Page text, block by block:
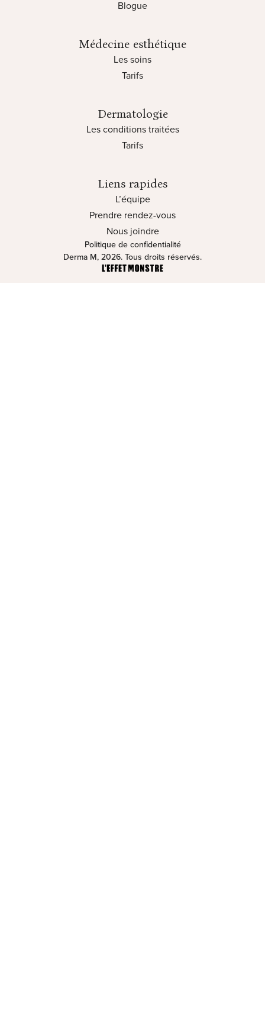
Blogue
Médecine esthétique
Les soins
Tarifs
Dermatologie
Les conditions traitées
Tarifs
Liens rapides
L’équipe
Prendre rendez-vous
Nous joindre
Derma M, 2026. Tous droits réservés.
Politique de confidentialité